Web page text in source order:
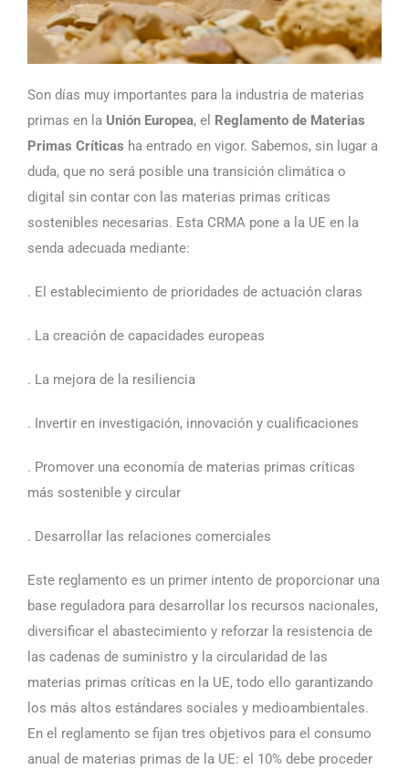
Son días muy importantes para la industria de materias
primas en la Unión Europea, el
Reglamento de Materias
Primas Críticas ha entrado en vigor. Sabemos, sin lugar a
duda, que no será posible una transición climática o
digital sin contar con las materias primas críticas
sostenibles necesarias. Esta CRMA pone a la UE en la
senda adecuada mediante:
. El establecimiento de prioridades de actuación claras
. La creación de capacidades europeas
. La mejora de la resiliencia
. Invertir en investigación, innovación y cualificaciones
. Promover una economía de materias primas críticas
más sostenible y circular
. Desarrollar las relaciones comerciales
Este reglamento es un primer intento de proporcionar una
base reguladora para desarrollar los recursos nacionales,
diversificar el abastecimiento y reforzar la resistencia de
las cadenas de suministro y la circularidad de las
materias primas críticas en la UE, todo ello garantizando
los más altos estándares sociales y medioambientales.
En el reglamento se fijan tres objetivos para el consumo
anual de materias primas de la UE: el 10% debe proceder